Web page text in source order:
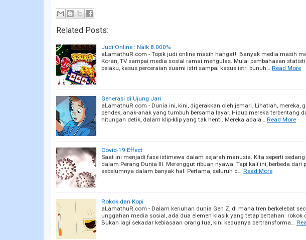
Related Posts:
Judi Online : Naik 8.000%
aLamathuR.com - Topik judi online masih hangat!. Banyak media masih
Koran, TV sampai media sosial ramai mengulas. Mulai pembahasan
pelaku, kasus perceraian suami istri sampai kasus istri bunuh…
Read More
Generasi di Ujung Jari
aLamathuR.com - Dunia ini, kini, digerakkan oleh jemari. Lihatlah, mereka,
pendek, anak-anak yang tumbuh bersama layar. Hidup mereka terbentang
hitungan detik, dalam klip-klip yang tak henti. Mereka adala…
Read More
Covid-19 Effect
Saat ini menjadi fase istimewa dalam sejarah manusia. Kita seperti sedang
dalam Perang Dunia III. Merenggut ribuan nyawa. Tapi kali ini, berbeda dari
sebelumnya dalam banyak hal. Pertama, seluruh d…
Read More
Rokok dan Kopi
aLamathuR.com - Dalam keriuhan dunia Gen Z, di mana tren berkelebat
unggahan media sosial, ada dua elemen klasik yang tetap bertahan: rokok
Bukan lagi sekadar kebiasaan orang tua, kini keduanya bertransforma…